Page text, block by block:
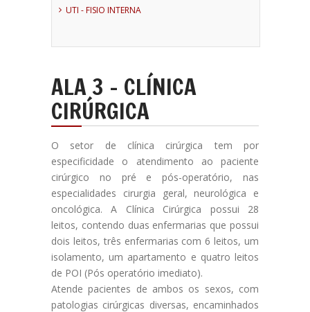
UTI - FISIO INTERNA
ALA 3 - CLÍNICA
CIRÚRGICA
O setor de clínica cirúrgica tem por
especificidade o atendimento ao paciente
cirúrgico no pré e pós-operatório, nas
especialidades cirurgia geral, neurológica e
oncológica. A Clínica Cirúrgica possui 28
leitos, contendo duas enfermarias que possui
dois leitos, três enfermarias com 6 leitos, um
isolamento, um apartamento e quatro leitos
de POI (Pós operatório imediato).
Atende pacientes de ambos os sexos, com
patologias cirúrgicas diversas, encaminhados